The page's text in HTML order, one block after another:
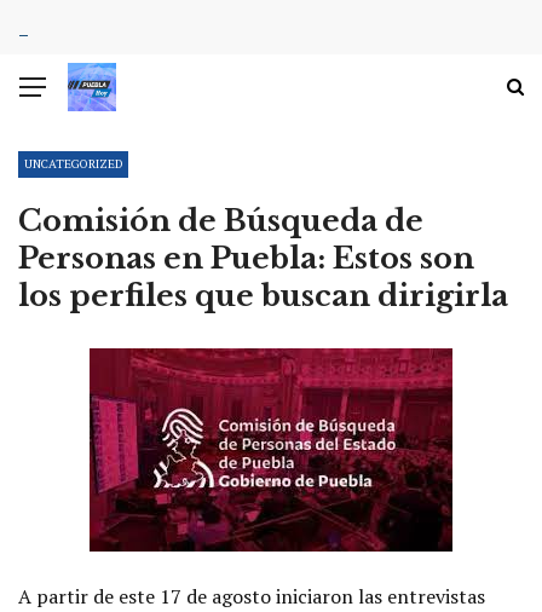
UNCATEGORIZED
Comisión de Búsqueda de
Personas en Puebla: Estos son
los perfiles que buscan dirigirla
A partir de este 17 de agosto iniciaron las entrevistas